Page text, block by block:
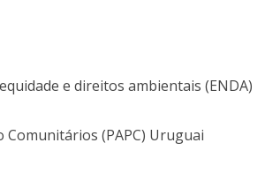
e direitos ambientais (ENDA)
(PAPC) Uruguai